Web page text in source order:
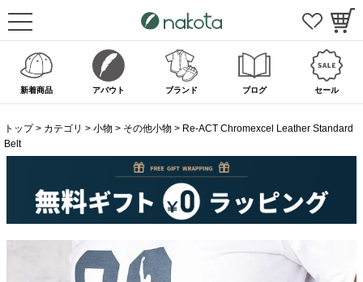
新着商品 アバウト ブランド ブログ セール
トップ カテゴリ 小物 その他小物
Re-ACT Chromexcel Leather Standard
Belt